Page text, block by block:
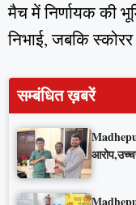
मैच में निर्णायक की
निभाई, जबकि
सम्बंधित ख़बरें